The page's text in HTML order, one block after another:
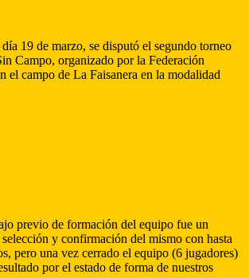
19 de marzo, se disputó el segundo torneo
Campo, organizado por la Federación
el campo de La Faisanera en la modalidad
previo de formación del equipo fue un
y confirmación del mismo con hasta
pero una vez cerrado el equipo (6 jugadores)
por el estado de forma de nuestros